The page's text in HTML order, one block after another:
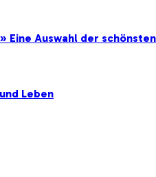
Eine Auswahl der
Leben